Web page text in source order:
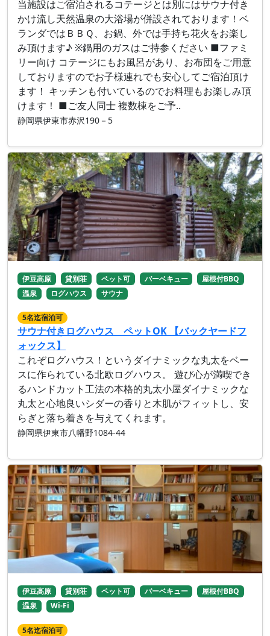
当施設はご宿泊されるコテージとは別にはサウナ付き
かけ流し天然温泉の大浴場が併設されております！ベ
ランダではＢＢＱ、お鍋、外では手持ち花火をお楽し
み頂けます♪ ※鍋用のガスはご持参ください ■ファミ
リー向け コテージにもお風呂があり、お布団をご用意
しておりますのでお子様連れでも安心してご宿泊頂け
ます！ キッチンも付いているのでお料理もお楽しみ頂
けます！ ■ご友人同士 複数棟をご予..
静岡県伊東市赤沢190－5
伊豆高原 貸別荘 ペット可 バーベキュー
屋根付BBQ
温泉
ログハウス サウナ
5名迄宿泊可
サウナ付きログハウス ペットOK 【バックヤードフ
ォックス】
これぞログハウス！というダイナミックな丸太をベー
スに作られている北欧ログハウス。 遊び心が満喫でき
るハンドカット工法の本格的丸太小屋ダイナミックな
丸太と心地良いシダーの香りと木肌がフィットし、安
らぎと落ち着きを与えてくれます。
静岡県伊東市八幡野1084-44
伊豆高原 貸別荘 ペット可 バーベキュー
屋根付BBQ
温泉
Wi-Fi
5名迄宿泊可